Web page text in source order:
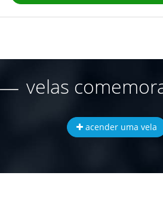
velas
acender uma vela